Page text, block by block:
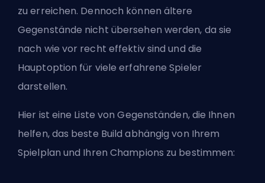
zu erreichen. Dennoch können ältere
Gegenstände nicht übersehen werden, da sie
nach wie vor recht effektiv sind und die
Hauptoption für viele erfahrene Spieler
darstellen.
Hier ist eine Liste von Gegenständen, die Ihnen
helfen, das beste Build abhängig von Ihrem
Spielplan und Ihren Champions zu bestimmen: